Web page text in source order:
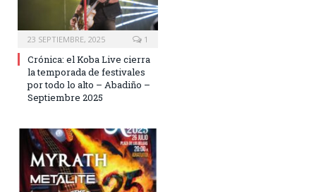
23 SEPTIEMBRE, 2025 1
Crónica: el Koba Live cierra
la temporada de festivales
por todo lo alto – Abadiño –
Septiembre 2025